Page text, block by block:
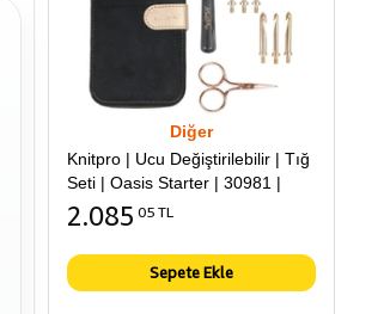
Diğer
Knitpro | Ucu Değiştirilebilir | Tığ
Seti | Oasis Starter | 30981 |
2.085 05 TL
Sepete Ekle